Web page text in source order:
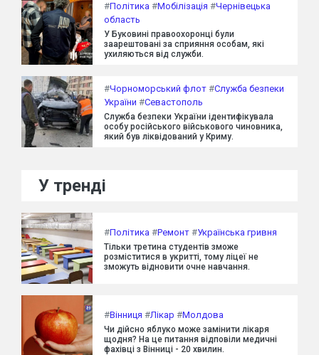
#Політика #Мобілізація #Чернівецька
область
У Буковині правоохоронці були
заарештовані за сприяння особам, які
ухиляються від служби.
#Чорноморський флот #Служба безпеки
України #Севастополь
Служба безпеки України ідентифікувала
особу російського військового чиновника,
який був ліквідований у Криму.
У тренді
#Політика #Ремонт #Українська гривня
Тільки третина студентів зможе
розміститися в укритті, тому ліцеї не
зможуть відновити очне навчання.
#Вінниця #Лікар #Молдова
Чи дійсно яблуко може замінити лікаря
щодня? На це питання відповіли медичні
фахівці з Вінниці - 20 хвилин.